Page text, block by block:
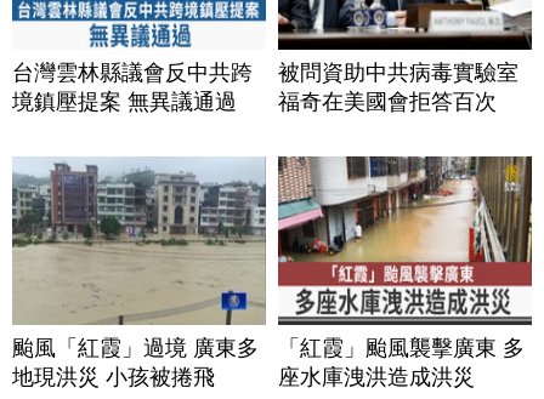
台灣雲林縣議會反中共跨
境鎮壓提案 無異議通過
被問資助中共病毒實驗室
福奇在美國會拒答百次
颱風「紅霞」過境 廣東多
地現洪災 小孩被捲飛
「紅霞」颱風襲擊廣東 多
座水庫洩洪造成洪災